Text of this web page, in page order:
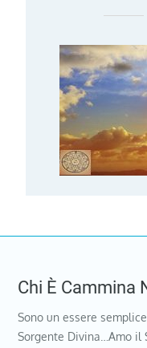
Chi È Cammina
Sono un essere
Sorgente Divina…Amo il